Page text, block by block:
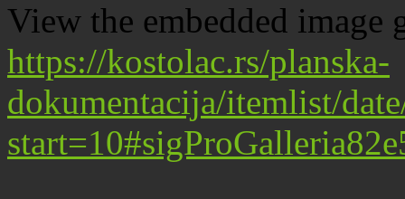
View the embedded image
https://kostolac.rs/planska-
dokumentacija/itemlist/